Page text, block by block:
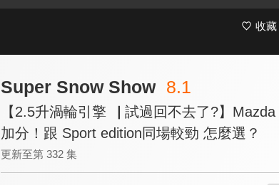
收藏
Super Snow Show 8.1
【2.5升渦輪引擎▕ 試過回不去了?】
加分！跟 Sport edition同場較勁 怎麼選？
更新至第 332 集